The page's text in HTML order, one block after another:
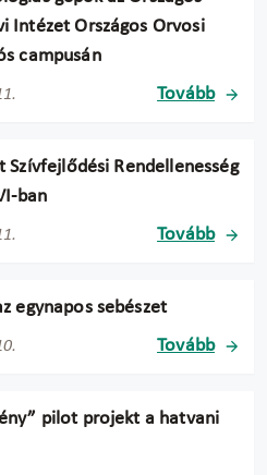
Intézet Országos Orvosi
campusán
Tovább
Szívfejlődési Rendellenesség
ban
Tovább
egynapos sebészet
Tovább
pilot projekt a hatvani